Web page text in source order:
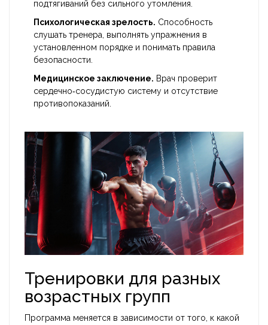
подтягиваний без сильного утомления.
Психологическая зрелость. Способность
слушать тренера, выполнять упражнения в
установленном порядке и понимать правила
безопасности.
Медицинское заключение. Врач проверит
сердечно‑сосудистую систему и отсутствие
противопоказаний.
Тренировки для разных
возрастных групп
Программа меняется в зависимости от того, к какой